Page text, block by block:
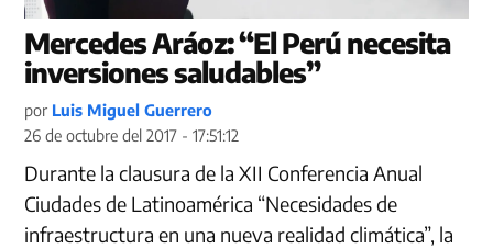
Mercedes Aráoz: “El Perú necesita
inversiones saludables”
por Luis Miguel Guerrero
26 de octubre del 2017 - 17:51:12
Durante la clausura de la XII Conferencia Anual
Ciudades de Latinoamérica “Necesidades de
infraestructura en una nueva realidad climática”, la